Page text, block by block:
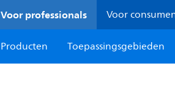
Voor professionals Voor
Producten
Toepassingsgebieden